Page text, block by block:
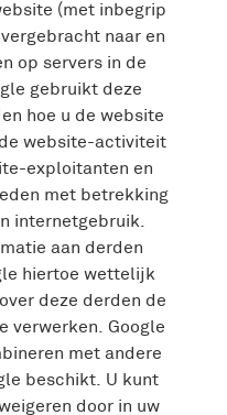
(met inbegrip
naar en
op servers in de
gebruikt deze
hoe u de website
website-activiteit
exploitanten en
met betrekking
internetgebruik.
aan derden
hiertoe wettelijk
deze derden de
verwerken. Google
met andere
beschikt. U kunt
door in uw